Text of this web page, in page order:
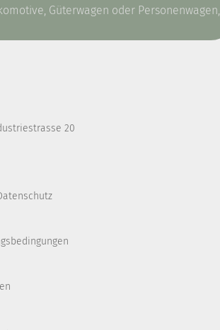
Güterwagen oder Personenwagen,
20